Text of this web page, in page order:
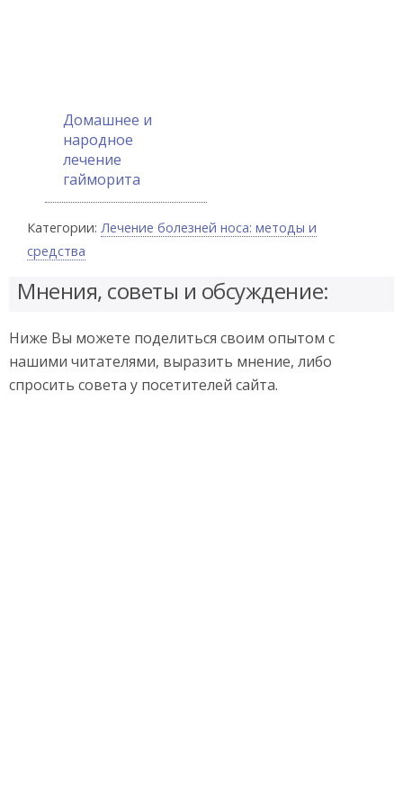
Домашнее и
народное
лечение
гайморита
Категории: Лечение болезней носа: методы и
средства
Мнения, советы и обсуждение:
Ниже Вы можете поделиться своим опытом с
нашими читателями, выразить мнение, либо
спросить совета у посетителей сайта.